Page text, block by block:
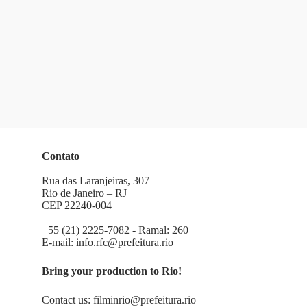
Contato
Rua das Laranjeiras, 307
Rio de Janeiro – RJ
CEP 22240-004
+55 (21) 2225-7082 - Ramal: 260
E-mail:info.rfc@prefeitura.rio
Bring your production to Rio!
Contact us:filminrio@prefeitura.rio